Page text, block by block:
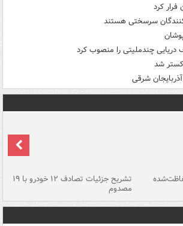
کرد
سرسختی هستند
دریایی چندملیتی را منصوب کرد
شرقی
تشریح جزئیات تصادف ۱۲ خودرو با ۱۹
مصدوم